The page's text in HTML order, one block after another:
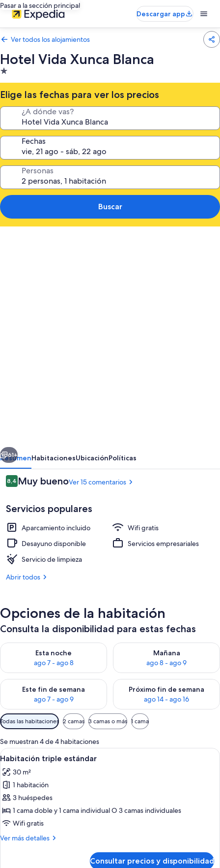
Pasar a la sección principal
Descargar app
Ver todos los alojamientos
Hotel Vida Xunca Blanca
Alojamiento
de
1.0 estrella
Elige las fechas para ver los precios
¿A dónde vas?
Fechas
Personas
Buscar
Siguiente
61+
ResumenHabitacionesUbicaciónPolíticas
Comentarios
8,48,4 de 10
Muy buenoVer 15 comentarios
Servicios populares
Aparcamiento incluido
Wifi gratis
Desayuno disponible
Servicios empresariales
Servicio de limpieza
Abrir todos
Opciones de la habitación
Consulta la disponibilidad para estas fechas
Esta noche
ago 7 - ago 8
Consulta la disponibilidad para esta noche, ago 7 - ago 8
Mañana
ago 8 - ago 9
Consulta la disponibilidad
Este fin de semana
ago 7 - ago 9
Consulta la disponibilidad para este fin de semana, ago 7 -
Próximo fin de semana
ago 14 - ago 16
Consulta la disponibilidad
Filtros
disponibles
para
las
habitaciones
Todas las habitaciones 2 camas 3 camas o más 1 cama
Se muestran 4 de 4 habitaciones
Abrir
todas
las
fotos
de
Habitación
triple
Habitación triple estándar | Wifi
6
Habitación triple estándar
30 m²
1 habitación
3 huéspedes
1 cama doble y 1 cama individual O 3 camas individuales
Wifi gratis
Ver más detalles
Más
Consultar precios y disponibilidad